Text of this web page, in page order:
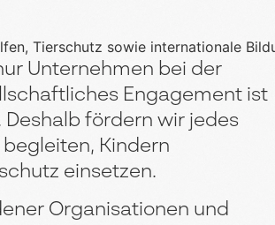
Unternehmen bei der
Engagement ist
fördern wir jedes
Kindern
einsetzen.
Organisationen und